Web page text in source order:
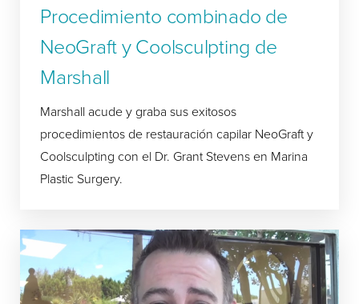
Procedimiento combinado de
NeoGraft y Coolsculpting de
Marshall
Marshall acude y graba sus exitosos
procedimientos de restauración capilar NeoGraft y
Coolsculpting con el Dr. Grant Stevens en Marina
Plastic Surgery.